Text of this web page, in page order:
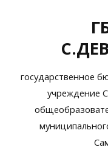
государственное
учреждение